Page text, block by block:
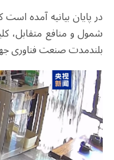
در پایان بیانیه آمده است
شمول و منافع متقابل،
بلندمدت صنعت فناوری